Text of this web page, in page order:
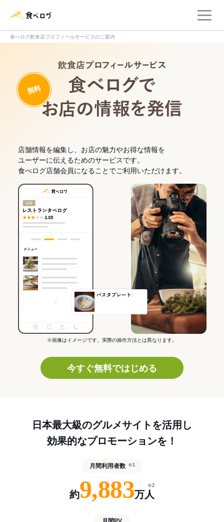
食べログ飲食店プロフィールサービスのご案内
無料
店舗情報を編集し、お店の魅力やお得な情報を
ユーザーに伝えるためのサービスです。
食べログ店舗会員になることでご利用いただけます。
※画像はイメージです。実際の操作方法とは異なります。
今すぐ無料ではじめる
日本最大級のグルメサイトを活用し
効果的なプロモーションを！
月間利用者数 ※1
約9,883万人
※2